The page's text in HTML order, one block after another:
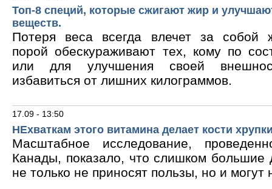
Топ-8 специй, которые сжигают жир и
веществ.
Потеря веса всегда влечет за собой
порой обескураживают тех, кому по
или для улучшения своей
избавиться от лишних килограммов.
17.09 - 13:50
НЕхваткам этого витамина делает кости
Масштабное исследование,
Канады, показало, что слишком большие
не только не приносят пользы, но и могут